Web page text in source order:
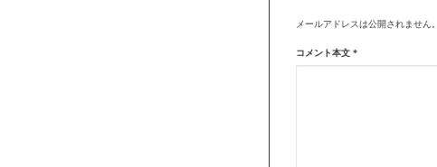
メールアドレスは公開されません。
コメント本文 *